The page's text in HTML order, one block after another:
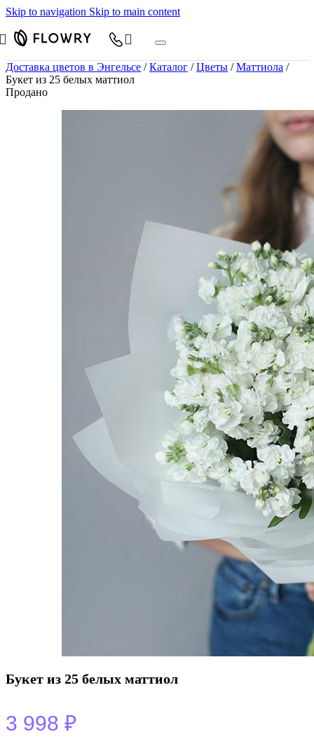
Skip to navigation Skip to main content
Доставка цветов в Энгельсе / Каталог / Цветы / Маттиола /
Букет из 25 белых маттиол
Продано
Букет из 25 белых маттиол
3 998 ₽